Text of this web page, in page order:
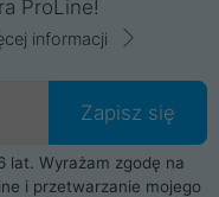
ProLine!
informacji
Zapisz się
lat. Wyrażam zgodę na
i przetwarzanie mojego